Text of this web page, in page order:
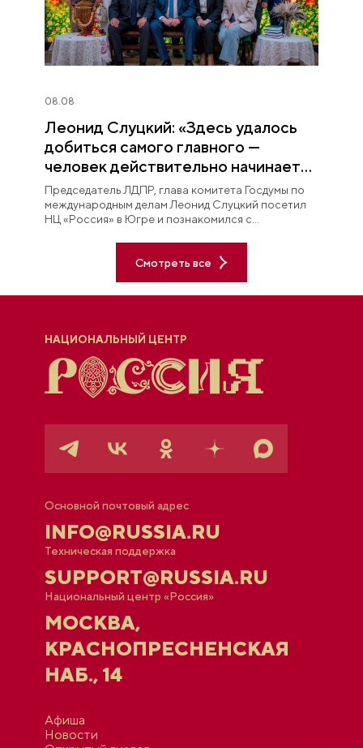
08.08
Леонид Слуцкий: «Здесь удалось
добиться самого главного —
человек действительно начинает
любить Югру»
Председатель ЛДПР, глава комитета Госдумы по
международным делам Леонид Слуцкий посетил
НЦ «Россия» в Югре и познакомился с
Смотреть все
НАЦИОНАЛЬНЫЙ ЦЕНТР
Основной почтовый адрес
INFO@RUSSIA.RU
Техническая поддержка
SUPPORT@RUSSIA.RU
Национальный центр «Россия»
МОСКВА,
КРАСНОПРЕСНЕНСКАЯ
НАБ., 14
Афиша
Новости